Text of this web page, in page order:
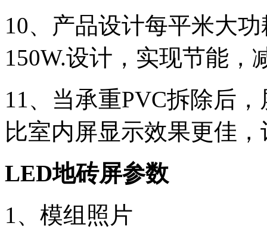
10、产品设计每平米大
150W.设计，实现节能，
11、当承重PVC拆除后
比室内屏显示效果更佳
LED地砖屏参数
1、模组照片